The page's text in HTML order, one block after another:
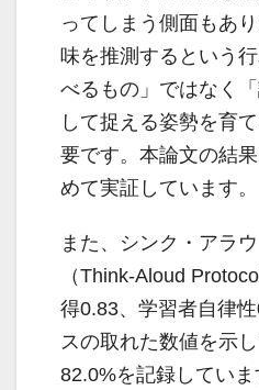
ってしまう側面もあ
味を推測するという
べるもの」ではなく
して捉える姿勢を育
要です。本論文の結
めて実証しています。
また、シンク・アラ
（Think-Aloud
得0.83、学習者自律
スの取れた数値を示
82.0%を記録してい